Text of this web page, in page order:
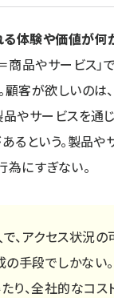
体験や価値が何
商品やサービス」
客が欲しいのは
やサービスを通
るという。製品
にすぎない。
、アクセス状況
の手段でしかない
り、全社的なコス